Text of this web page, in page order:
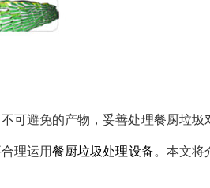
可避免的产物，妥善处理餐厨垃
理运用餐厨垃圾处理设备。本文将